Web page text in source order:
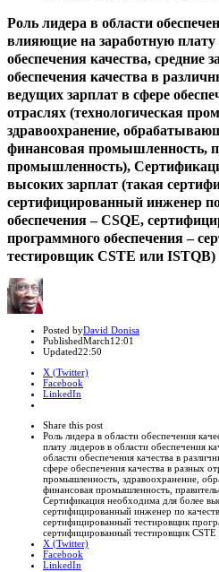
Роль лидера в области
влияющие на заработную плату
обеспечения качества, средние
обеспечения качества в
ведущих зарплат в сфере
отраслях (технологическая
здравоохранение,
финансовая промышленность,
промышленность),
высоких зарплат (такая
сертифицированный инженер
обеспечения – CSQE,
программного обеспечения –
тестировщик CSTE или
Author
Posted byDavid Donisa
PublishedMarch12:01
Updated22:50
X (Twitter)
Facebook
LinkedIn
post
Share this postClose
sharing
box
Роль лидера в области обеспечения
плату лидеров в области обеспечения
области обеспечения качества в
сфере обеспечения качества в разных
промышленность, здравоохранение,
финансовая промышленность,
Сертификация необходима для более
сертифицированный инженер по
сертифицированный тестировщик
сертифицированный тестировщик
X (Twitter)
Facebook
LinkedIn